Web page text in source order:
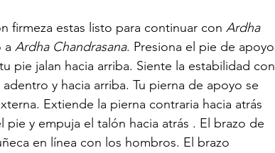
firmeza estas listo para continuar con Ardha
a Ardha Chandrasana. Presiona el pie de apoyo
pie jalan hacia arriba. Siente la estabilidad con
y hacia arriba. Tu pierna de apoyo se
Extiende la pierna contraria hacia atrás
y empuja el talón hacia atrás . El brazo de
en línea con los hombros. El brazo